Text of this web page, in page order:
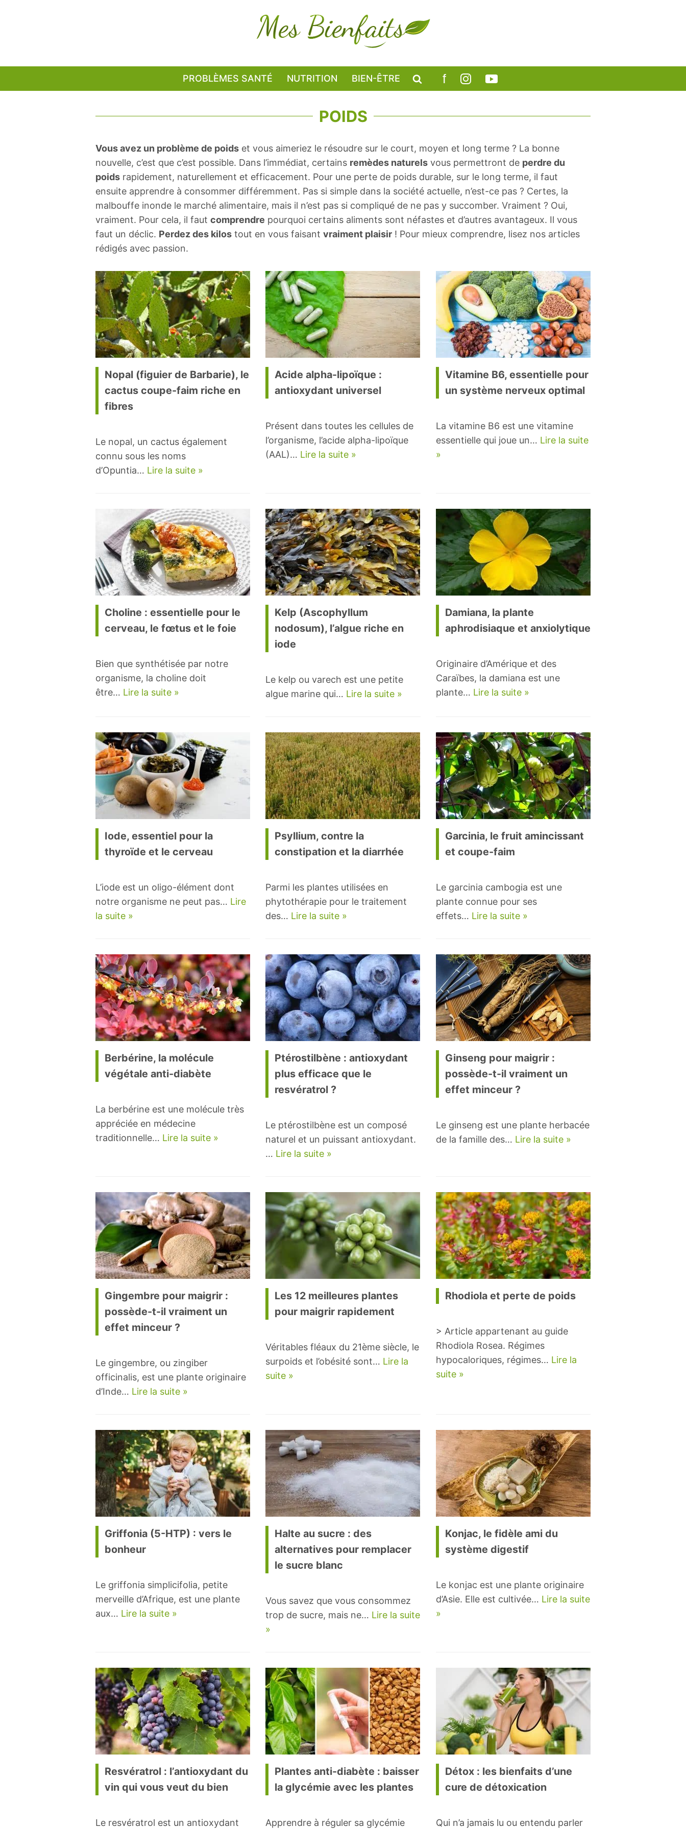
PROBLÈMES SANTÉ NUTRITION BIEN-ÊTRE
POIDS
Vous avez un problème de poids et vous aimeriez le résoudre sur le court, moyen et long terme ? La bonne
nouvelle, c’est que c’est possible. Dans l’immédiat, certains remèdes naturels vous permettront de perdre du
poids rapidement, naturellement et efficacement. Pour une perte de poids durable, sur le long terme, il faut
ensuite apprendre à consommer différemment. Pas si simple dans la société actuelle, n’est-ce pas ? Certes, la
malbouffe inonde le marché alimentaire, mais il n’est pas si compliqué de ne pas y succomber. Vraiment ? Oui,
vraiment. Pour cela, il faut comprendre pourquoi certains aliments sont néfastes et d’autres avantageux. Il vous
faut un déclic. Perdez des kilos tout en vous faisant vraiment plaisir ! Pour mieux comprendre, lisez nos articles
rédigés avec passion.
Nopal (figuier de Barbarie), le
cactus coupe-faim riche en
fibres
Le nopal, un cactus également
connu sous les noms
d’Opuntia… Lire la suite »
Acide alpha-lipoïque :
antioxydant universel
Présent dans toutes les cellules de
l’organisme, l’acide alpha-lipoïque
(AAL)… Lire la suite »
Vitamine B6, essentielle pour
un système nerveux optimal
La vitamine B6 est une vitamine
essentielle qui joue un… Lire la suite
»
Choline : essentielle pour le
cerveau, le fœtus et le foie
Bien que synthétisée par notre
organisme, la choline doit
être… Lire la suite »
Kelp (Ascophyllum
nodosum), l’algue riche en
iode
Le kelp ou varech est une petite
algue marine qui… Lire la suite »
Damiana, la plante
aphrodisiaque et anxiolytique
Originaire d’Amérique et des
Caraïbes, la damiana est une
plante… Lire la suite »
Iode, essentiel pour la
thyroïde et le cerveau
L’iode est un oligo-élément dont
notre organisme ne peut pas… Lire
la suite »
Psyllium, contre la
constipation et la diarrhée
Parmi les plantes utilisées en
phytothérapie pour le traitement
des… Lire la suite »
Garcinia, le fruit amincissant
et coupe-faim
Le garcinia cambogia est une
plante connue pour ses
effets… Lire la suite »
Berbérine, la molécule
végétale anti-diabète
La berbérine est une molécule très
appréciée en médecine
traditionnelle… Lire la suite »
Ptérostilbène : antioxydant
plus efficace que le
resvératrol ?
Le ptérostilbène est un composé
naturel et un puissant antioxydant.
… Lire la suite »
Ginseng pour maigrir :
possède-t-il vraiment un
effet minceur ?
Le ginseng est une plante herbacée
de la famille des… Lire la suite »
Gingembre pour maigrir :
possède-t-il vraiment un
effet minceur ?
Le gingembre, ou zingiber
officinalis, est une plante originaire
d’Inde… Lire la suite »
Les 12 meilleures plantes
pour maigrir rapidement
Véritables fléaux du 21ème siècle, le
surpoids et l’obésité sont… Lire la
suite »
Rhodiola et perte de poids
> Article appartenant au guide
Rhodiola Rosea. Régimes
hypocaloriques, régimes… Lire la
suite »
Griffonia (5-HTP) : vers le
bonheur
Le griffonia simplicifolia, petite
merveille d’Afrique, est une plante
aux… Lire la suite »
Halte au sucre : des
alternatives pour remplacer
le sucre blanc
Vous savez que vous consommez
trop de sucre, mais ne… Lire la suite
»
Konjac, le fidèle ami du
système digestif
Le konjac est une plante originaire
d’Asie. Elle est cultivée… Lire la suite
»
Resvératrol : l’antioxydant du
vin qui vous veut du bien
Le resvératrol est un antioxydant
Plantes anti-diabète : baisser
la glycémie avec les plantes
Apprendre à réguler sa glycémie
Détox : les bienfaits d’une
cure de détoxication
Qui n’a jamais lu ou entendu parler